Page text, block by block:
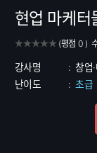
현업 마케터
(평점 0 )
강사명 : 창업
난이도
: 초급